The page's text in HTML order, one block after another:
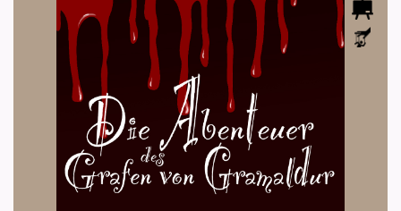
Die Abenteuer des Grafen von Gramaldur
Eine schrille Gruselkomödie für die ganze Familie